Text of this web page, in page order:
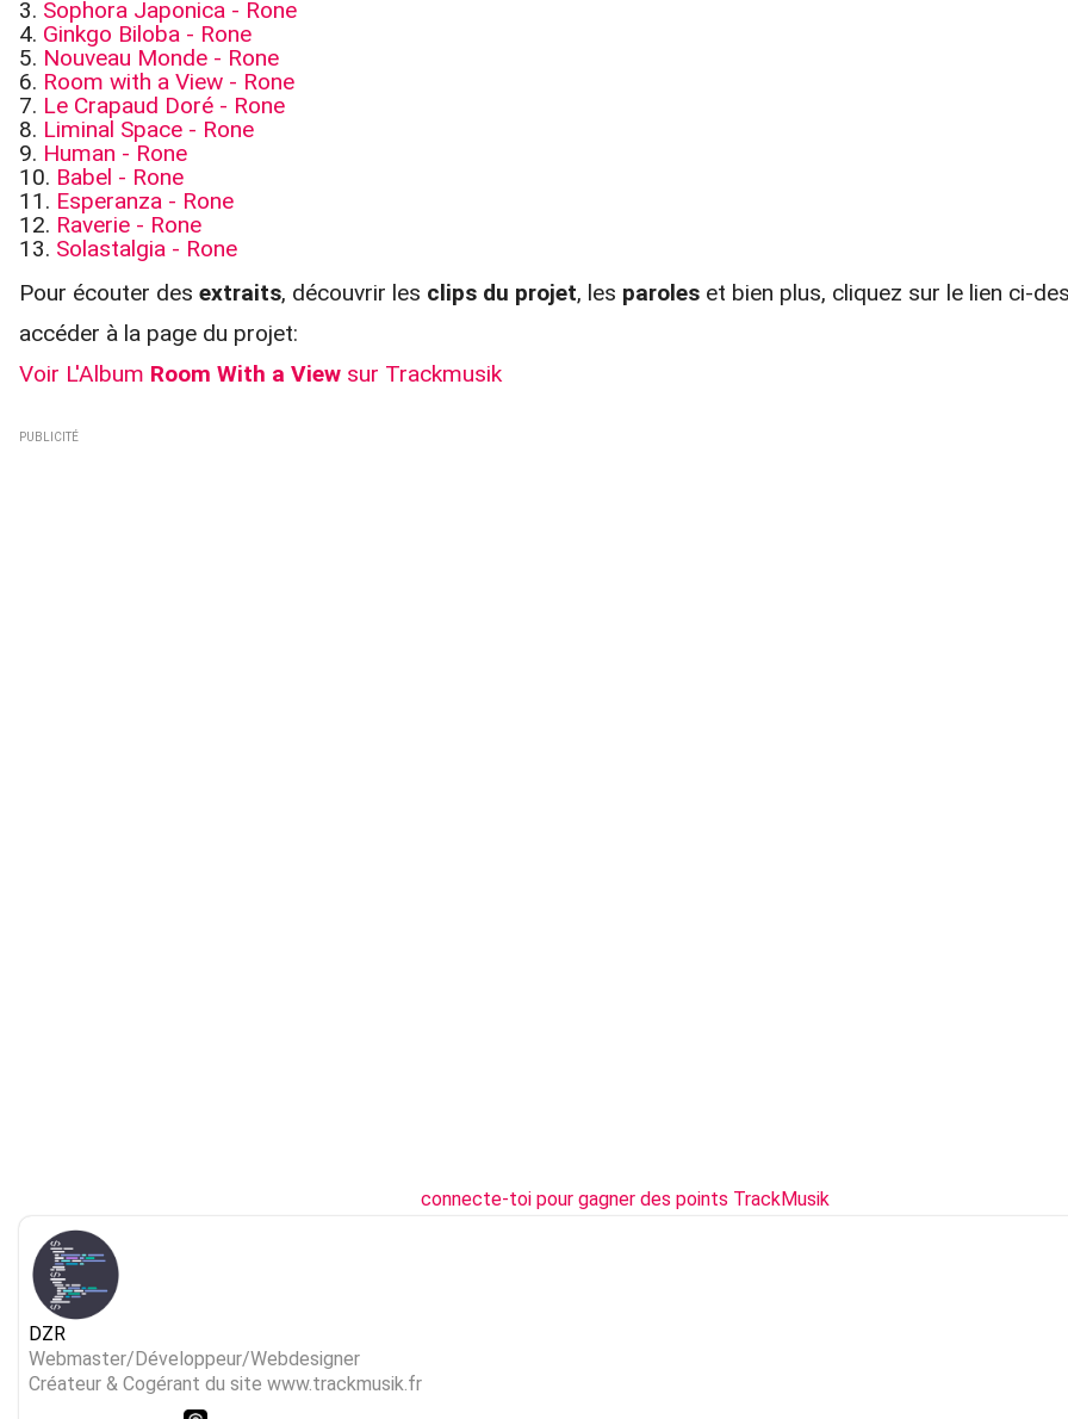
3. Sophora Japonica - Rone
4. Ginkgo Biloba - Rone
5. Nouveau Monde - Rone
6. Room with a View - Rone
7. Le Crapaud Doré - Rone
8. Liminal Space - Rone
9. Human - Rone
10. Babel - Rone
11. Esperanza - Rone
12. Raverie - Rone
13. Solastalgia - Rone
Pour écouter des extraits, découvrir les clips du projet, les paroles et bien plus, cliquez sur le lien ci-
accéder à la page du projet:
Voir L'Album Room With a View sur Trackmusik
PUBLICITÉ
connecte-toi pour gagner des points TrackMusik
DZR
Webmaster/Développeur/Webdesigner
Créateur & Cogérant du site www.trackmusik.fr